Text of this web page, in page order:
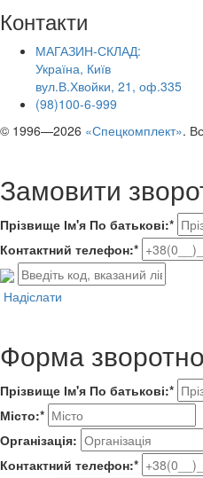
Контакти
МАГАЗИН-СКЛАД:
Україна, Київ
вул.В.Хвойки, 21, оф.335
(98)100-6-999
© 1996—2026 «Спецкомплект».
Замовити
Прізвище Ім'я По батькові:*
Контактний телефон:*
Надіслати
Форма
Прізвище Ім'я По батькові:*
Місто:*
Організація:
Контактний телефон:*